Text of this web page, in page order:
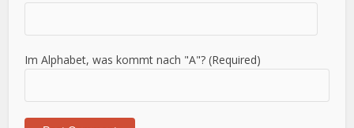
Im Alphabet, was kommt nach "A"? (Required)